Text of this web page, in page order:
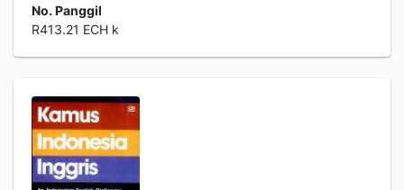
No. Panggil
R413.21 ECH k